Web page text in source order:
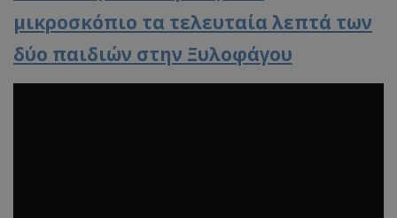
μικροσκόπιο τα τελευταία λεπτά των
δύο παιδιών στην Ξυλοφάγου